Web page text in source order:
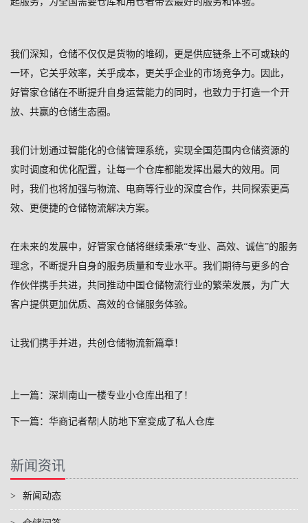
我们深知，仓储不仅仅是货物的堆砌，更是供应链条上不可或缺的
一环，它关乎效率，关乎成本，更关乎企业的市场竞争力。因此，
好管家仓储在不断提升自身运营能力的同时，也致力于打造一个开
放、共赢的仓储生态圈。
我们计划通过智能化的仓储管理系统，实现全国范围内仓储资源的
实时调度和优化配置，让每一个仓库都能发挥出最大的效用。同
时，我们也将加强与物流、电商等行业的深度合作，共同探索更高
效、更便捷的仓储物流解决方案。
在未来的发展中，好管家仓储将继续秉承“专业、高效、诚信”的服务
理念，不断提升自身的服务质量和专业水平。我们期待与更多的合
作伙伴携手共进，共同推动中国仓储物流行业的繁荣发展，为广大
客户提供更加优质、高效的仓储服务体验。
让我们携手并进，共创仓储物流新篇章！
上一篇：深圳南山一楼专业小仓库出租了！
下一篇：华商记者帮|人防地下室变成了私人仓库
新闻资讯
> 新闻动态